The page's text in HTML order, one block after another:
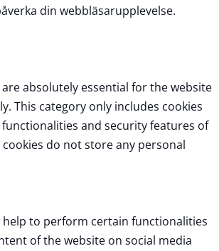
din webbläsarupplevelse.
are absolutely essential for the website
This category only includes cookies
and security features of
do not store any personal
help to perform certain functionalities
of the website on social media